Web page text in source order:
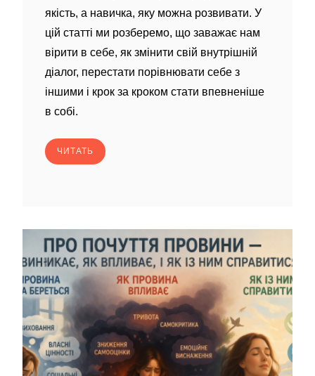
якість, а навичка, яку можна розвивати. У
цій статті ми розберемо, що заважає нам
вірити в себе, як змінити свій внутрішній
діалог, перестати порівнювати себе з
іншими і крок за кроком стати впевненіше
в собі.
ЧИТАТЬ